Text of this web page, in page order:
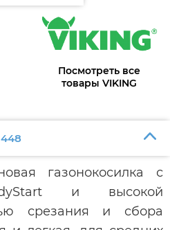
Посмотреть все
товары VIKING
газонокосилка с
и высокой
срезания и сбора